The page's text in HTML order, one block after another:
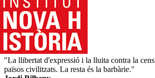
"La llibertat d'expressió i la lluita contra la
països civilitzats. La resta és la barbàrie."